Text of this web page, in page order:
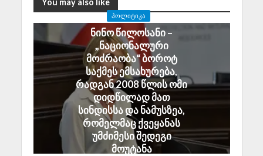
You may also like
ᲞᲝᲚᲘᲢᲘᲙᲐ
ნინო წილოსანი –
„ნაციონალური
მოძრაობა“ ბოროტ
საქმეს ემსახურება,
რადგან 2008 წლის ომი
დიდწილად მათ
სინდისსა და ნამუსზეა,
რომელმაც ქვეყანას
უმძიმესი შედეგი
მოუტანა